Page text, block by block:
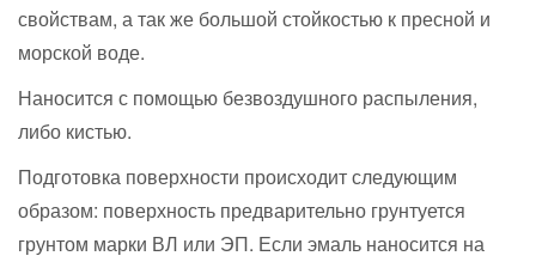
свойствам, а так же большой стойкостью к пресной и
морской воде.
Наносится с помощью безвоздушного распыления,
либо кистью.
Подготовка поверхности происходит следующим
образом: поверхность предварительно грунтуется
грунтом марки ВЛ или ЭП. Если эмаль наносится на